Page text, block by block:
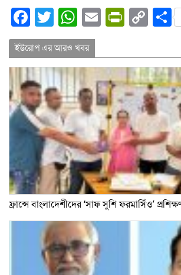
Facebook
Twitter
WhatsApp
Email Copy
ইউরোপ এর আরও খবর
ফ্রান্সে বাংলাদেশীদের ‘সাফ সুশি ফরমাসিঁও’